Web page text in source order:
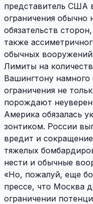
представитель США
ограничения обычно
обязательств
также
обычных
Лимиты на
Вашингтону
ограничения не
порождают
Америка обязалась
зонтиком. России
вредит и
тяжелых
нести и обычные
«Но, пожалуй, еще
прессе, что Москва
ограничении